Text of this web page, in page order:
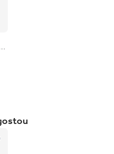
da sua casa. Aproveite